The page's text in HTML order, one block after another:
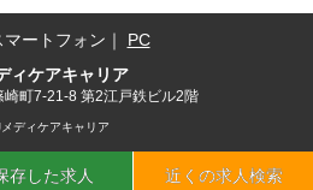
マートフォン ｜ PC
ィケアキャリア
崎町7-21-8 第2江戸鉄ビル2階
ディケアキャリア
存した求人 近くの求人検索